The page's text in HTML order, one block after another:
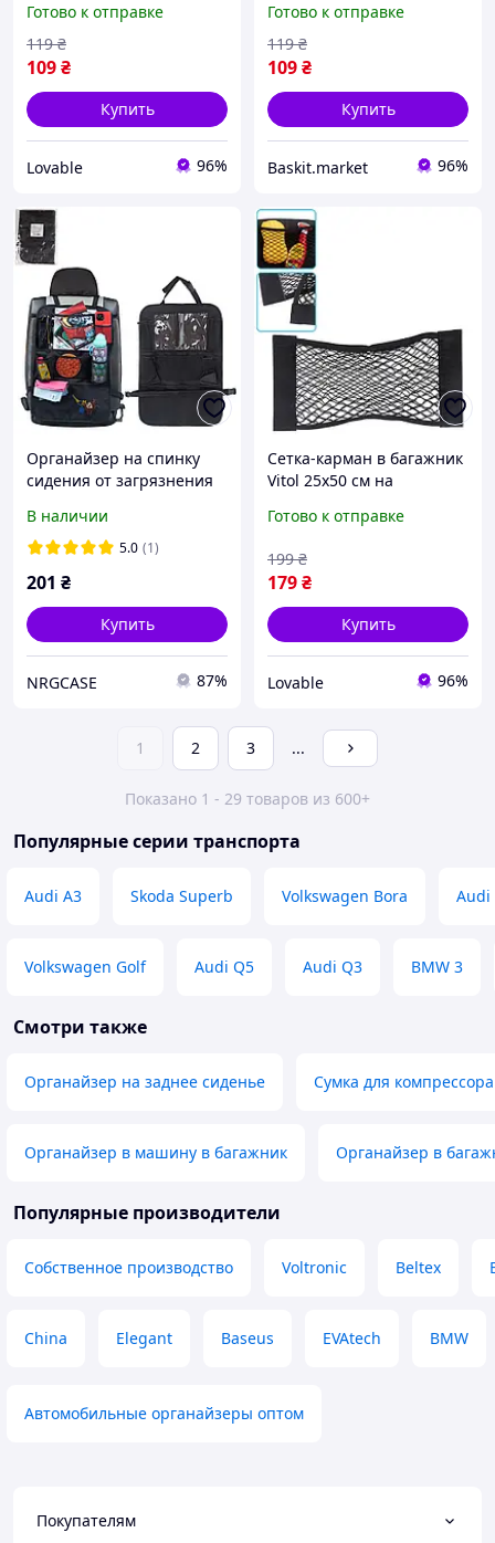
фиксатор вещей и
огнетушителя Черный
Готово к отправке
109₴
119 ₴
Купить
Lovable 96%
Черный
Готово к отправке
109₴
119 ₴
Купить
Baskit.market 96%
Органайзер на спинку
сидения от загрязнения
см (VT2126)
В наличии
5.0 (1)
201 ₴
Купить
NRGCASE 87%
Сетка-карман в багажник
Vitol 25х50 см на
сетка-органайзер для
Готово к отправке
179₴
199 ₴
Купить
Lovable 96%
1 2 3 ...
Показано 1 - 29 товаров из 600+
Популярные серии транспорта
Audi A3 Skoda Superb Volkswagen Bora Audi
Volkswagen Golf Audi Q5 Audi Q3 BMW 3
Смотри также
Органайзер на заднее сиденье Сумка для компрессора
Органайзер в машину в багажник Органайзер в
Популярные производители
Собственное производство Voltronic Beltex
China Elegant Baseus EVAtech BMW
Автомобильные органайзеры оптом
Покупателям